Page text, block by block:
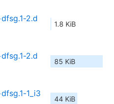
2.d
1.8 KiB
2.d
85 KiB
1_i3
44 KiB